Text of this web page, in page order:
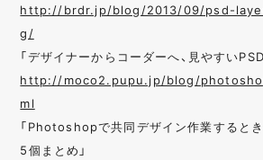
http://brdr.jp/blog/2013/09/psd-
g/
「デザイナーからコーダーへ、見やすい
http://moco2.pupu.jp/blog/
ml
「Photoshopで共同デザイン作業すると
5個まとめ」